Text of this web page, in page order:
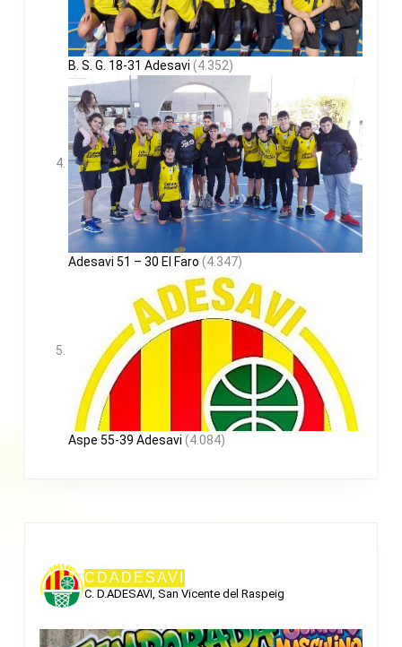
B. S. G. 18-31 Adesavi (4.352)
Adesavi 51 – 30 El Faro (4.347)
Aspe 55-39 Adesavi (4.084)
CDADESAVI
C. D.ADESAVI, San Vicente del Raspeig